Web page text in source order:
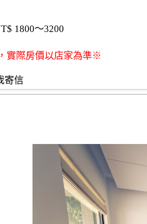
1800～3200
實際房價以店家為準※
寄信